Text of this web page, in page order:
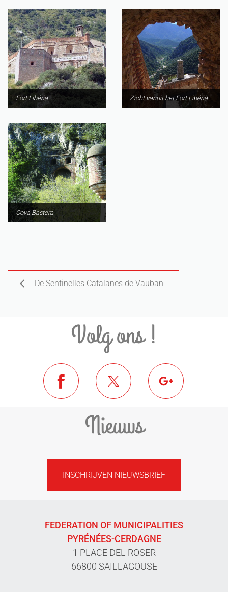
Fort Libéria Zicht vanuit het Fort Libéria
Cova Bastera
De Sentinelles Catalanes de Vauban
Volg ons !
Nieuws
INSCHRIJVEN NIEUWSBRIEF
FEDERATION OF MUNICIPALITIES
PYRÉNÉES-CERDAGNE
1 PLACE DEL ROSER
66800 SAILLAGOUSE